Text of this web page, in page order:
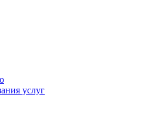
услуг